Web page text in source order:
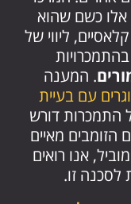
אלו כשם שהוא
קלאסיים, ליווי של
. המענה
עם בעיית
התמכרות דורש
הזומבים מאיים
אנו רואים
זו.